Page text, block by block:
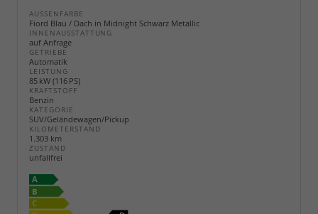
AUSSENFARBE
Fiord Blau / Dach in Midnight Schwarz Metallic
INNENAUSSTATTUNG
auf Anfrage
GETRIEBE
Automatik
LEISTUNG
85 kW (116 PS)
KRAFTSTOFF
Benzin
KATEGORIE
SUV/Geländewagen/Pickup
KILOMETERSTAND
1.303 km
ZUSTAND
unfallfrei